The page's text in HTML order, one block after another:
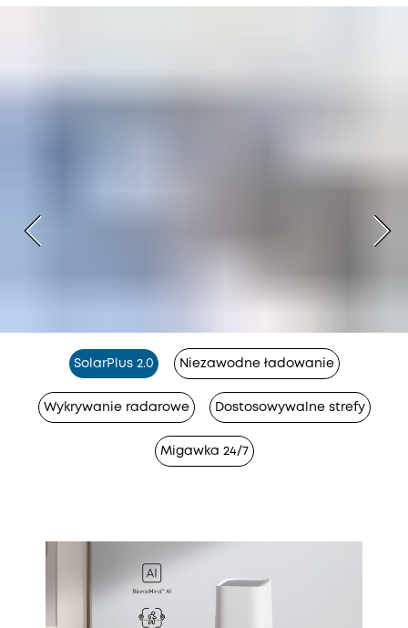
SolarPlus 2.0 Niezawodne ładowanie
Wykrywanie radarowe Dostosowywalne strefy
Migawka 24/7